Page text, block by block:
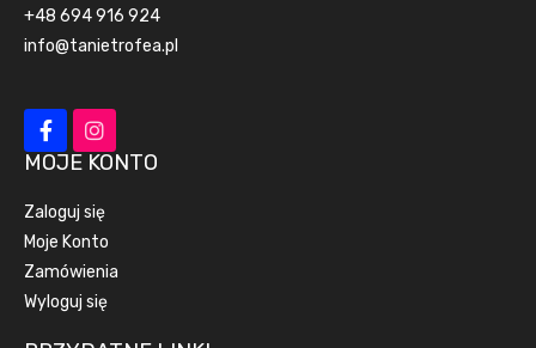
+48 694 916 924
info@tanietrofea.pl
MOJE KONTO
Zaloguj się
Moje Konto
Zamówienia
Wyloguj się